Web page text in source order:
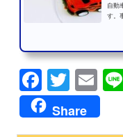
ョ
自動
す。
Twitter
Share